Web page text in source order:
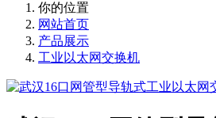
你的位置
网站首页
产品展示
工业以太网交换机